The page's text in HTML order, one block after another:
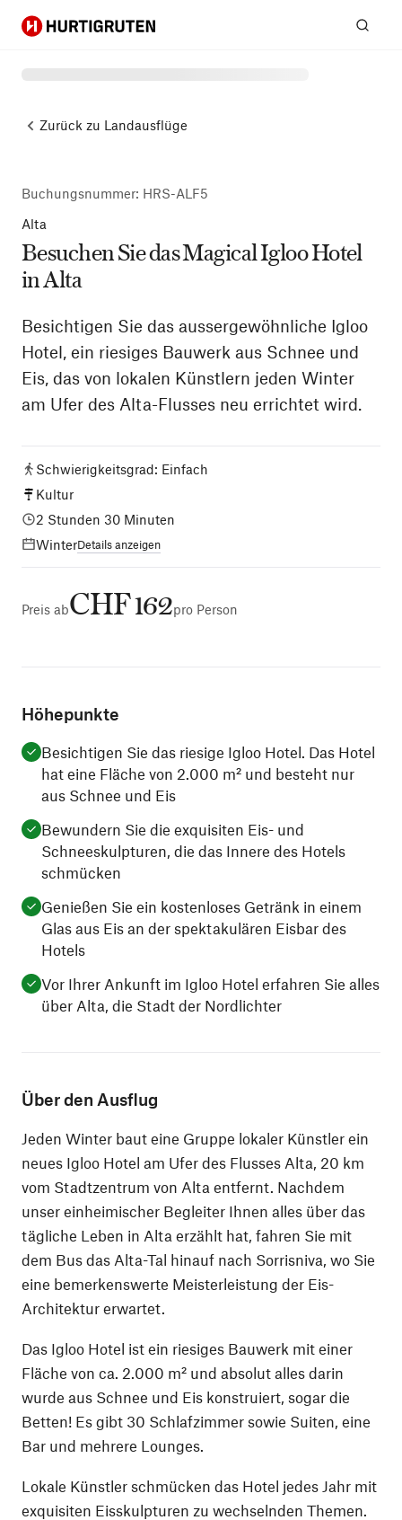
Hurtigruten
Zurück zu Landausflüge
Buchungsnummer: HRS-ALF5
Besichtigen Sie das aussergewöhnliche Igloo
Hotel, ein riesiges Bauwerk aus Schnee und
Eis, das von lokalen Künstlern jeden Winter
am Ufer des Alta-Flusses neu errichtet wird.
Höhepunkte
Besichtigen Sie das riesige Igloo Hotel. Das Hotel
hat eine Fläche von 2.000 m² und besteht nur
aus Schnee und Eis
Bewundern Sie die exquisiten Eis- und
Schneeskulpturen, die das Innere des Hotels
schmücken
Genießen Sie ein kostenloses Getränk in einem
Glas aus Eis an der spektakulären Eisbar des
Hotels
Vor Ihrer Ankunft im Igloo Hotel erfahren Sie alles
über Alta, die Stadt der Nordlichter
Über den Ausflug
Jeden Winter baut eine Gruppe lokaler Künstler ein
neues Igloo Hotel am Ufer des Flusses Alta, 20 km
vom Stadtzentrum von Alta entfernt. Nachdem
unser einheimischer Begleiter Ihnen alles über das
tägliche Leben in Alta erzählt hat, fahren Sie mit
dem Bus das Alta-Tal hinauf nach Sorrisniva, wo Sie
eine bemerkenswerte Meisterleistung der Eis-
Architektur erwartet.
Das Igloo Hotel ist ein riesiges Bauwerk mit einer
Fläche von ca. 2.000 m² und absolut alles darin
wurde aus Schnee und Eis konstruiert, sogar die
Betten! Es gibt 30 Schlafzimmer sowie Suiten, eine
Bar und mehrere Lounges.
Lokale Künstler schmücken das Hotel jedes Jahr mit
exquisiten Eisskulpturen zu wechselnden Themen.
Alta
Besuchen Sie das Magical Igloo Hotel
in Alta
Schwierigkeitsgrad: Einfach
Kultur
2 Stunden 30 Minuten
WinterDetails anzeigen
Preis abCHF 162pro Person